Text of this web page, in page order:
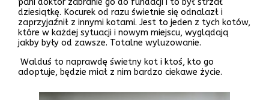
pani doktor zabranie go do fundacji i to był strzał
dziesiątkę. Kocurek od razu świetnie się odnalazł i
zaprzyjaźnił z innymi kotami. Jest to jeden z tych kotów,
które w każdej sytuacji i nowym miejscu, wyglądają
jakby były od zawsze. Totalne wyluzowanie.
Walduś to naprawdę świetny kot i ktoś, kto go
adoptuje, będzie miał z nim bardzo ciekawe życie.